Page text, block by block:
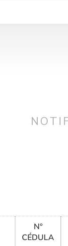
N°
CÉDULA